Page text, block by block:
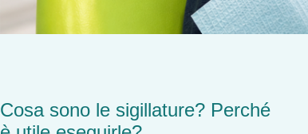
Cosa sono le sigillature? Perché